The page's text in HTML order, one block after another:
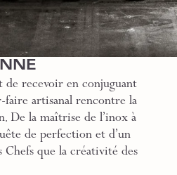
de recevoir en conjuguant
artisanal rencontre la
De la maîtrise de l’inox à
de perfection et d’un
Chefs que la créativité des